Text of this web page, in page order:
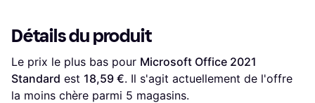
Détails du produit
Le prix le plus bas pour Microsoft Office 2021
Standard est 18,59 €. Il s'agit actuellement de l'offre
la moins chère parmi 5 magasins.